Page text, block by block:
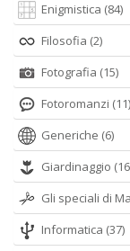
Enigmistica (84)
Filosofia (2)
Fotografia (15)
Fotoromanzi (11)
Generiche (6)
Giardinaggio
Gli speciali di
Informatica (37)